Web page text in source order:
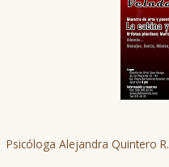
Psicóloga Alejandra Quintero R.